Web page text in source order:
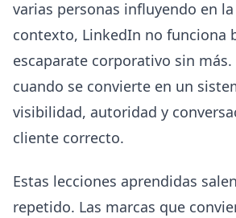
varias personas influyendo en
contexto, LinkedIn no funciona
escaparate corporativo sin más.
cuando se convierte en un
visibilidad, autoridad y
cliente correcto.
Estas lecciones aprendidas
repetido. Las marcas que